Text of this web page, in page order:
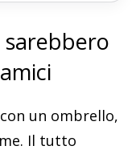
sarebbero
un ombrello,
Il tutto